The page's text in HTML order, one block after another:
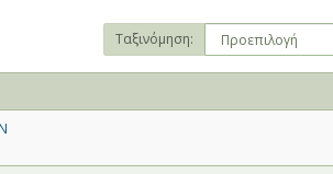
Ταξινόμηση: